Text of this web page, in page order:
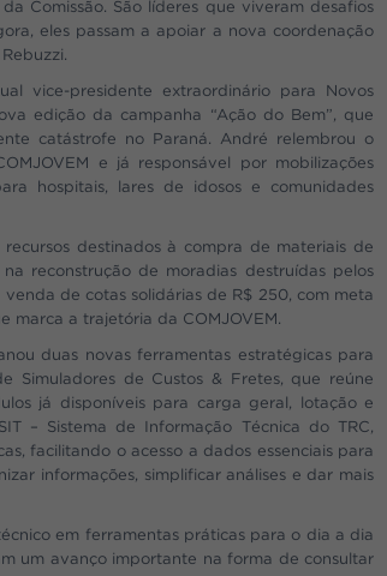
Comissão. São líderes que viveram desafios
eles passam a apoiar a nova coordenação
vice-presidente extraordinário para Novos
edição da campanha “Ação do Bem”, que
catástrofe no Paraná. André relembrou o
e já responsável por mobilizações
hospitais, lares de idosos e comunidades
destinados à compra de materiais de
reconstrução de moradias destruídas pelos
de cotas solidárias de R$ 250, com meta
marca a trajetória da COMJOVEM.
duas novas ferramentas estratégicas para
Simuladores de Custos & Fretes, que reúne
já disponíveis para carga geral, lotação e
– Sistema de Informação Técnica do TRC,
facilitando o acesso a dados essenciais para
informações, simplificar análises e dar mais
em ferramentas práticas para o dia a dia
um avanço importante na forma de consultar